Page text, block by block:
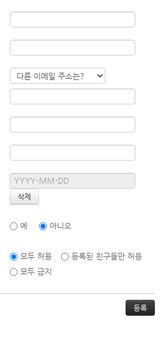
예 아니오
모두 허용
등록된 친구들만 허용
모두 금지